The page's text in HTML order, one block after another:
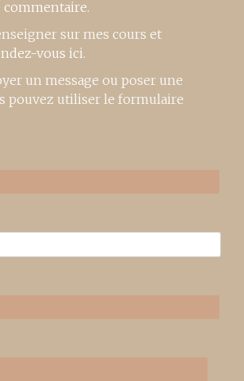
.
sur mes cours et
vous ici.
un message ou poser une
pouvez utiliser le formulaire